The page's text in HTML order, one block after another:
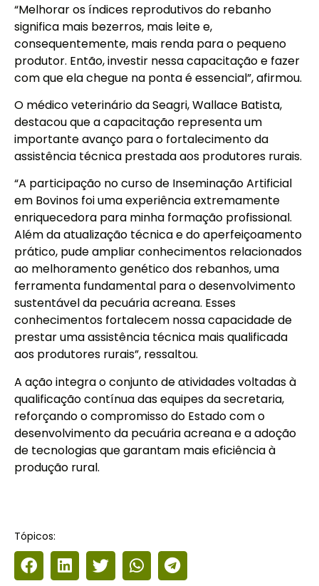
“Melhorar os índices reprodutivos do rebanho
significa mais bezerros, mais leite e,
consequentemente, mais renda para o pequeno
produtor. Então, investir nessa capacitação e fazer
com que ela chegue na ponta é essencial”, afirmou.
O médico veterinário da Seagri, Wallace Batista,
destacou que a capacitação representa um
importante avanço para o fortalecimento da
assistência técnica prestada aos produtores rurais.
“A participação no curso de Inseminação Artificial
em Bovinos foi uma experiência extremamente
enriquecedora para minha formação profissional.
Além da atualização técnica e do aperfeiçoamento
prático, pude ampliar conhecimentos relacionados
ao melhoramento genético dos rebanhos, uma
ferramenta fundamental para o desenvolvimento
sustentável da pecuária acreana. Esses
conhecimentos fortalecem nossa capacidade de
prestar uma assistência técnica mais qualificada
aos produtores rurais”, ressaltou.
A ação integra o conjunto de atividades voltadas à
qualificação contínua das equipes da secretaria,
reforçando o compromisso do Estado com o
desenvolvimento da pecuária acreana e a adoção
de tecnologias que garantam mais eficiência à
produção rural.
Tópicos: